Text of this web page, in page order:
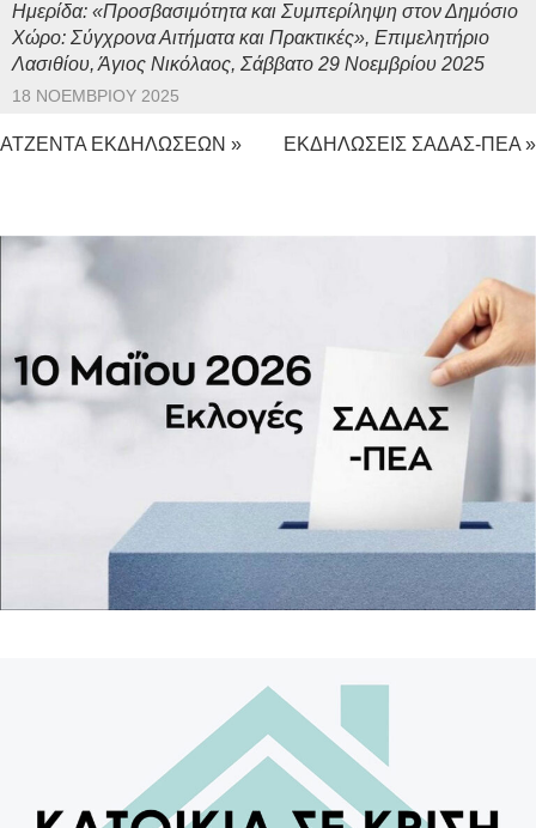
Ημερίδα: «Προσβασιμότητα και Συμπερίληψη στον Δημόσιο
Χώρο: Σύγχρονα Αιτήματα και Πρακτικές», Επιμελητήριο
Λασιθίου, Άγιος Νικόλαος, Σάββατο 29 Νοεμβρίου 2025
18 ΝΟΕΜΒΡΊΟΥ 2025
ΑΤΖΕΝΤΑ ΕΚΔΗΛΩΣΕΩΝ » ΕΚΔΗΛΩΣΕΙΣ ΣΑΔΑΣ-ΠΕΑ »